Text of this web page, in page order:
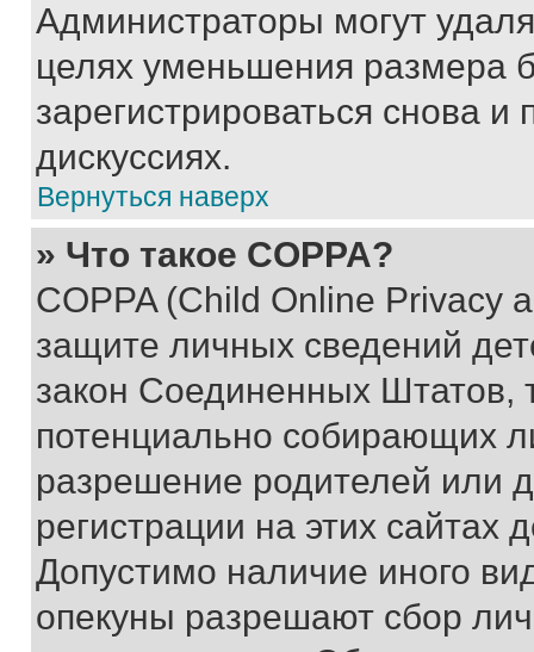
Администраторы могут
целях уменьшения размера
зарегистрироваться снова и
дискуссиях.
Вернуться наверх
» Что такое COPPA?
COPPA (Child Online Privacy
защите личных сведений
закон Соединенных Штатов,
потенциально собирающих
разрешение родителей или
регистрации на этих сайтах
Допустимо наличие иного
опекуны разрешают сбор